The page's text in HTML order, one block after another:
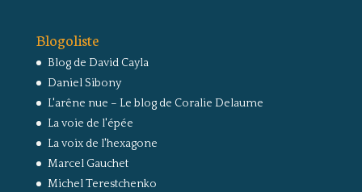
Blogoliste
Blog de David Cayla
Daniel Sibony
L'arêne nue – Le blog de Coralie Delaume
La voie de l'épée
La voix de l'hexagone
Marcel Gauchet
Michel Terestchenko